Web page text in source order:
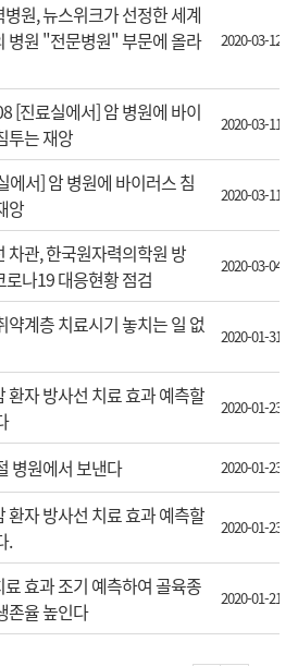
원, 뉴스위크가 선정한 세계
병원 "전문병원" 부문에 올라
2020-03-12
[진료실에서] 암 병원에 바이
투는 재앙
2020-03-11
에서] 암 병원에 바이러스 침
앙
2020-03-11
차관, 한국원자력의학원 방
나19 대응현황 점검
2020-03-04
약계층 치료시기 놓치는 일 없
2020-01-31
환자 방사선 치료 효과 예측할
2020-01-23
병원에서 보낸다 2020-01-23
환자 방사선 치료 효과 예측할
.
2020-01-23
료 효과 조기 예측하여 골육종
존율 높인다
2020-01-21